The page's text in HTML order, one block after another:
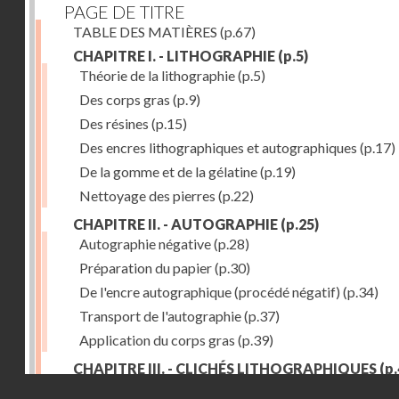
PAGE DE TITRE
TABLE DES MATIÈRES (p.67)
CHAPITRE I. - LITHOGRAPHIE (p.5)
Théorie de la lithographie(p.5)
Des corps gras (p.9)
Des résines (p.15)
Des encres lithographiques et autographiques (p.17)
De la gomme et de la gélatine(p.19)
Nettoyage des pierres (p.22)
CHAPITRE II. - AUTOGRAPHIE (p.25)
Autographie négative(p.28)
Préparation du papier(p.30)
De l'encre autographique (procédé négatif) (p.34)
Transport de l'autographie(p.37)
Application du corps gras (p.39)
CHAPITRE III. - CLICHÉS LITHOGRAPHIQUES